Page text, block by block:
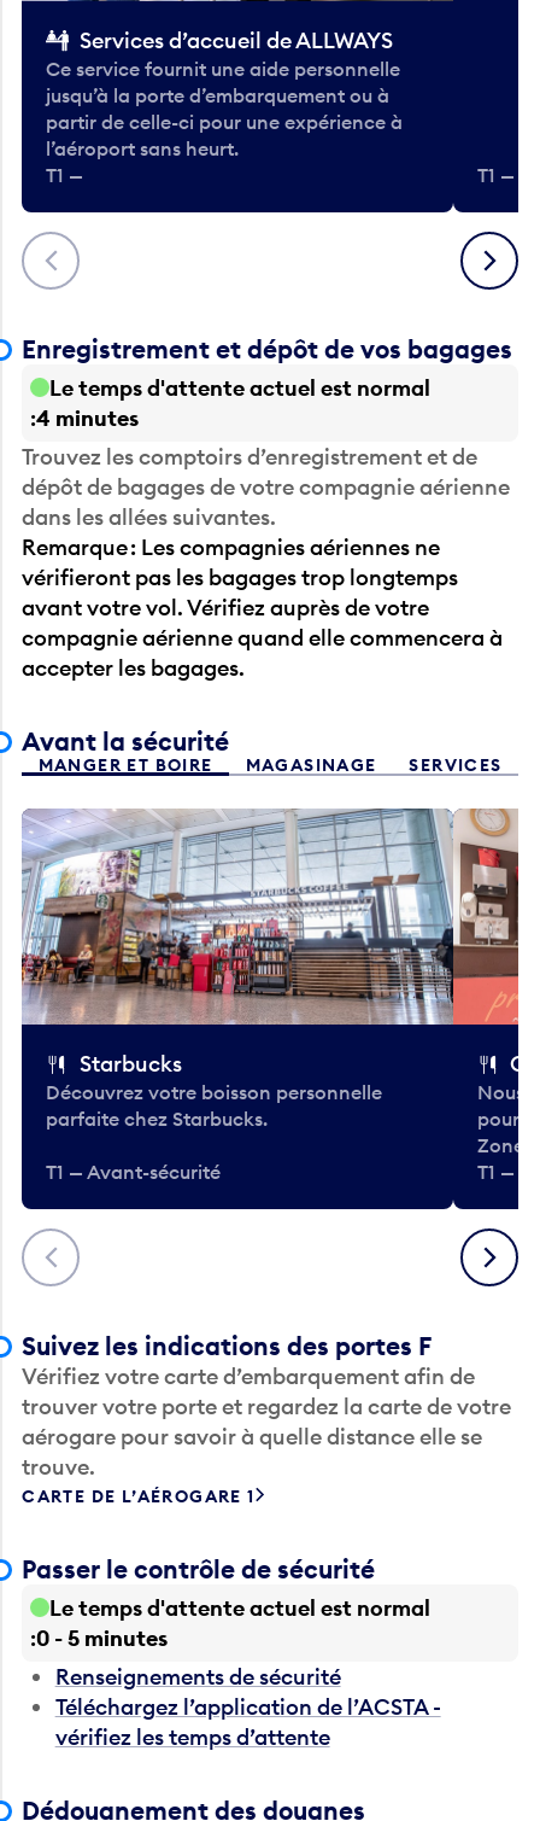
Précédent
Services d’accueil de ALLWAYS
Ce service fournit une aide personnelle
jusqu’à la porte d’embarquement ou à
partir de celle-ci pour une expérience à
l’aéroport sans heurt.
T1 —
T1 —
Suivant
Enregistrement et dépôt de vos bagages
Le temps d'attente actuel est normal
4 minutes
Trouvez les comptoirs d’enregistrement et de
dépôt de bagages de votre compagnie aérienne
dans les allées suivantes.
Remarque : Les compagnies aériennes ne
vérifieront pas les bagages trop longtemps
avant votre vol. Vérifiez auprès de votre
compagnie aérienne quand elle commencera à
accepter les bagages.
Avant la sécurité
MANGER ET BOIRE MAGASINAGE SERVICES
Précédent
Starbucks
Découvrez votre boisson personnelle
parfaite chez Starbucks.
T1 — Avant-sécurité
Nous
pour
Zone.
T1 —
Suivant
Suivez les indications des portes F
Vérifiez votre carte d’embarquement afin de
trouver votre porte et regardez la carte de votre
aérogare pour savoir à quelle distance elle se
trouve.
CARTE DE L’AÉROGARE 1
Passer le contrôle de sécurité
Le temps d'attente actuel est normal
0 - 5 minutes
Renseignements de sécurité
Téléchargez l’application de l’ACSTA -
vérifiez les temps d’attente
Dédouanement des douanes